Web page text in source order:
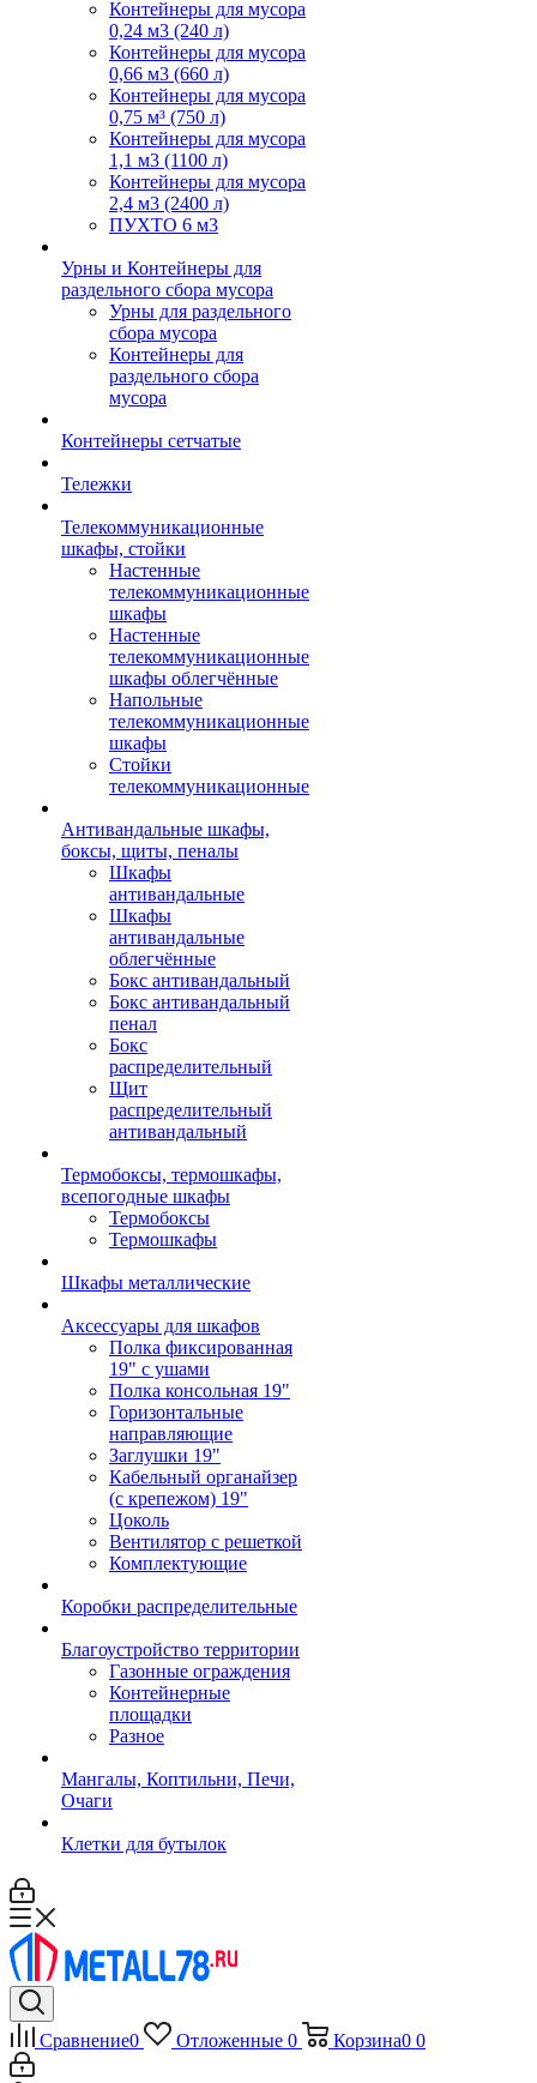
Контейнеры для мусора
0,24 м3 (240 л)
Контейнеры для мусора
0,66 м3 (660 л)
Контейнеры для мусора
0,75 м³ (750 л)
Контейнеры для мусора
1,1 м3 (1100 л)
Контейнеры для мусора
2,4 м3 (2400 л)
ПУХТО 6 м3
Урны и Контейнеры для
раздельного сбора мусора
Урны для раздельного
сбора мусора
Контейнеры для
раздельного сбора
мусора
Контейнеры сетчатые
Тележки
Телекоммуникационные
шкафы, стойки
Настенные
телекоммуникационные
шкафы
Настенные
телекоммуникационные
шкафы облегчённые
Напольные
телекоммуникационные
шкафы
Стойки
телекоммуникационные
Антивандальные шкафы,
боксы, щиты, пеналы
Шкафы
антивандальные
Шкафы
антивандальные
облегчённые
Бокс антивандальный
Бокс антивандальный
пенал
Бокс
распределительный
Щит
распределительный
антивандальный
Термобоксы, термошкафы,
всепогодные шкафы
Термобоксы
Термошкафы
Шкафы металлические
Аксессуары для шкафов
Полка фиксированная
19" с ушами
Полка консольная 19"
Горизонтальные
направляющие
Заглушки 19"
Кабельный органайзер
(с крепежом) 19"
Цоколь
Вентилятор с решеткой
Комплектующие
Коробки распределительные
Благоустройство территории
Газонные ограждения
Контейнерные
площадки
Разное
Мангалы, Коптильни, Печи,
Очаги
Клетки для бутылок
Сравнение0 Отложенные 0 Корзина0 0